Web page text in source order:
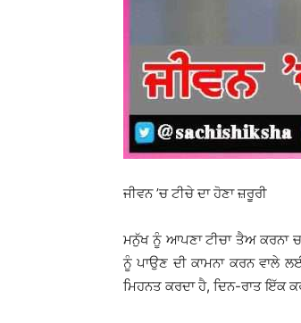
ਜੀਵਨ ’ਚ ਟੀਚੇ ਦਾ ਹੋਣਾ ਜ਼ਰੂਰੀ
ਮਨੁੱਖ ਨੂੰ ਆਪਣਾ ਟੀਚਾ ਤੈਅ ਕਰਨਾ
ਨੂੰ ਪਾਉਣ ਦੀ ਕਾਮਨਾ ਕਰਨ
ਮਿਹਨਤ ਕਰਦਾ ਹੈ, ਦਿਨ-ਰਾਤ ਇੱਕ